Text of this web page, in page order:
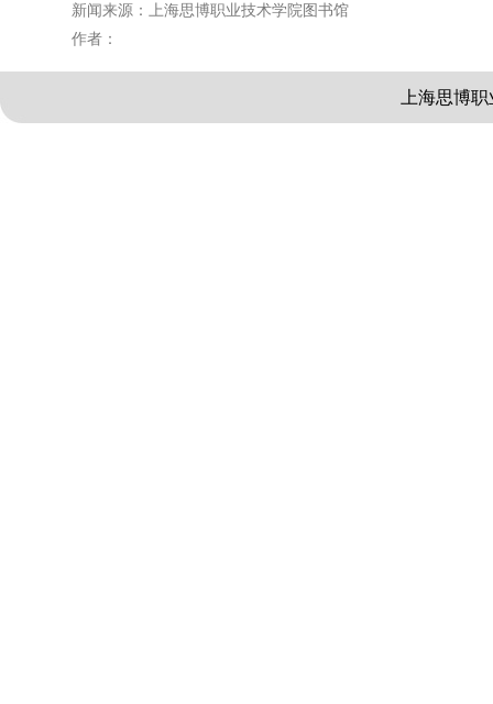
新闻来源：上海思博职业技术学院图书馆
作者：
上海思博